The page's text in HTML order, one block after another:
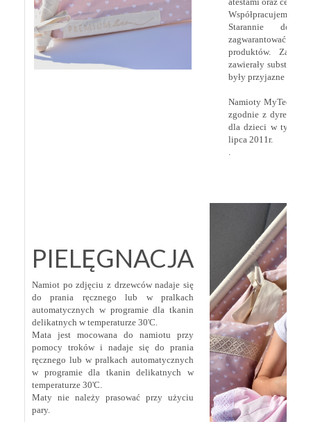
Współpracujemy
Starannie
zagwarantować
produktów.
zawierały
były przyjazne dla
Namioty MyTeepee
zgodnie z
dla dzieci w tym
lipca 2011r.
.
PIELĘGNACJA
Namiot po zdjęciu z drzewców nadaje się
do prania ręcznego lub w pralkach
automatycznych w programie dla tkanin
delikatnych w temperaturze 30'C.
Mata jest mocowana do namiotu przy
pomocy troków i nadaje się do prania
ręcznego lub w pralkach automatycznych
w programie dla tkanin delikatnych w
temperaturze 30'C.
Maty nie należy prasować przy użyciu
pary.